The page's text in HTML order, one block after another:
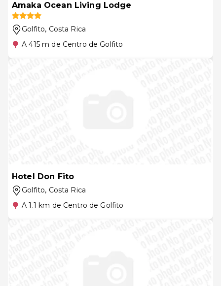
Amaka Ocean Living Lodge
Golfito, Costa Rica
A 415 m de Centro de Golfito
Hotel Don Fito
Golfito, Costa Rica
A 1.1 km de Centro de Golfito